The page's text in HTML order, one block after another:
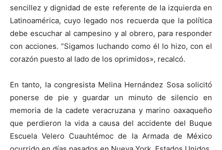
sencillez y dignidad de este referente de la izquierda en
Latinoamérica, cuyo legado nos recuerda que la política
debe escuchar al campesino y al obrero, para responder
con acciones. “Sigamos luchando como él lo hizo, con el
corazón puesto al lado de los oprimidos», recalcó.
En tanto, la congresista Melina Hernández Sosa solicitó
ponerse de pie y guardar un minuto de silencio en
memoria de la cadete veracruzana y marino oaxaqueño
que perdieron la vida a causa del accidente del Buque
Escuela Velero Cuauhtémoc de la Armada de México